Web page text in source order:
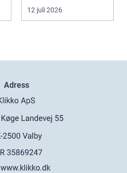
12 juli 2026
Adress
www.klikko.dk